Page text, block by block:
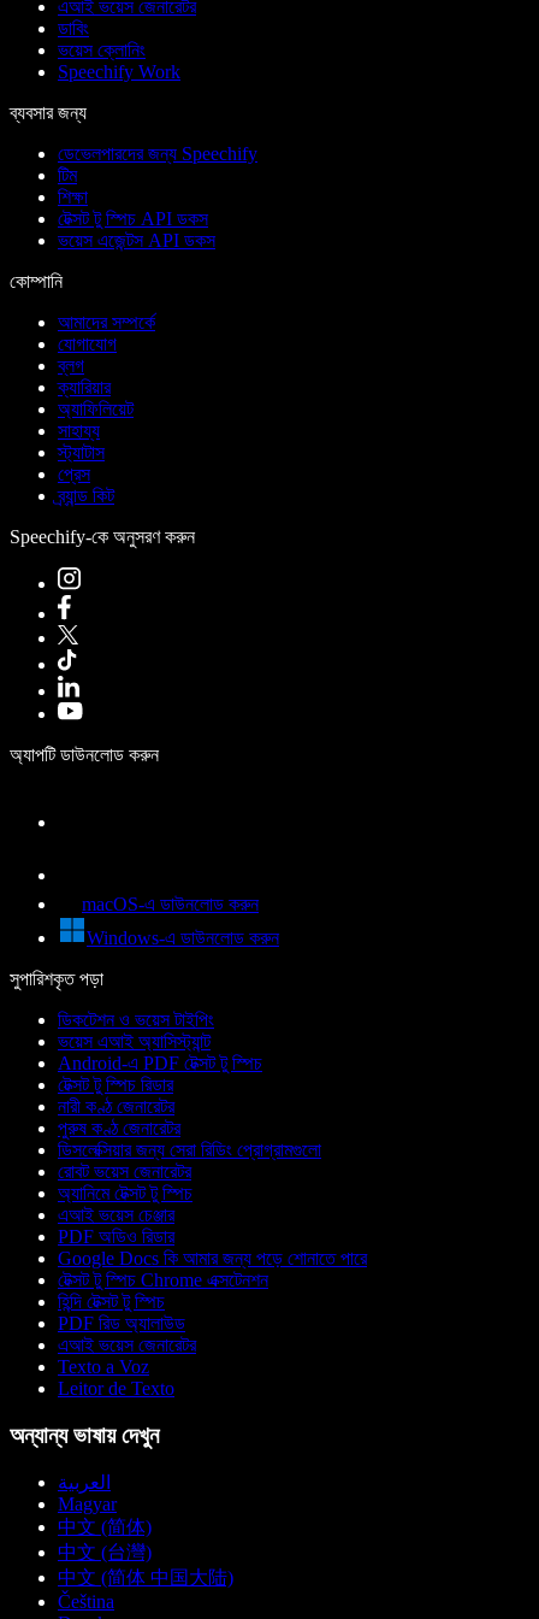
এআই ভয়েস জেনারেটর
ডাবিং
ভয়েস ক্লোনিং
Speechify Work
ব্যবসার জন্য
ডেভেলপারদের জন্য Speechify
টিম
শিক্ষা
টেক্সট টু স্পিচ API ডকস
ভয়েস এজেন্টস API ডকস
কোম্পানি
আমাদের সম্পর্কে
যোগাযোগ
ব্লগ
ক্যারিয়ার
অ্যাফিলিয়েট
সাহায্য
স্ট্যাটাস
প্রেস
ব্র্যান্ড কিট
Speechify-কে অনুসরণ করুন
অ্যাপটি ডাউনলোড করুন
macOS-এ ডাউনলোড করুন
Windows-এ ডাউনলোড করুন
সুপারিশকৃত পড়া
ডিকটেশন ও ভয়েস টাইপিং
ভয়েস এআই অ্যাসিস্ট্যান্ট
Android-এ PDF টেক্সট টু স্পিচ
টেক্সট টু স্পিচ রিডার
নারী কণ্ঠ জেনারেটর
পুরুষ কণ্ঠ জেনারেটর
ডিসলেক্সিয়ার জন্য সেরা রিডিং প্রোগ্রামগুলো
রোবট ভয়েস জেনারেটর
অ্যানিমে টেক্সট টু স্পিচ
এআই ভয়েস চেঞ্জার
PDF অডিও রিডার
Google Docs কি আমার জন্য পড়ে শোনাতে পারে
টেক্সট টু স্পিচ Chrome এক্সটেনশন
হিন্দি টেক্সট টু স্পিচ
PDF রিড অ্যালাউড
এআই ভয়েস জেনারেটর
Texto a Voz
Leitor de Texto
অন্যান্য ভাষায় দেখুন
العربية
Magyar
中文 (简体)
中文 (台灣)
中文 (简体 中国大陆)
Čeština